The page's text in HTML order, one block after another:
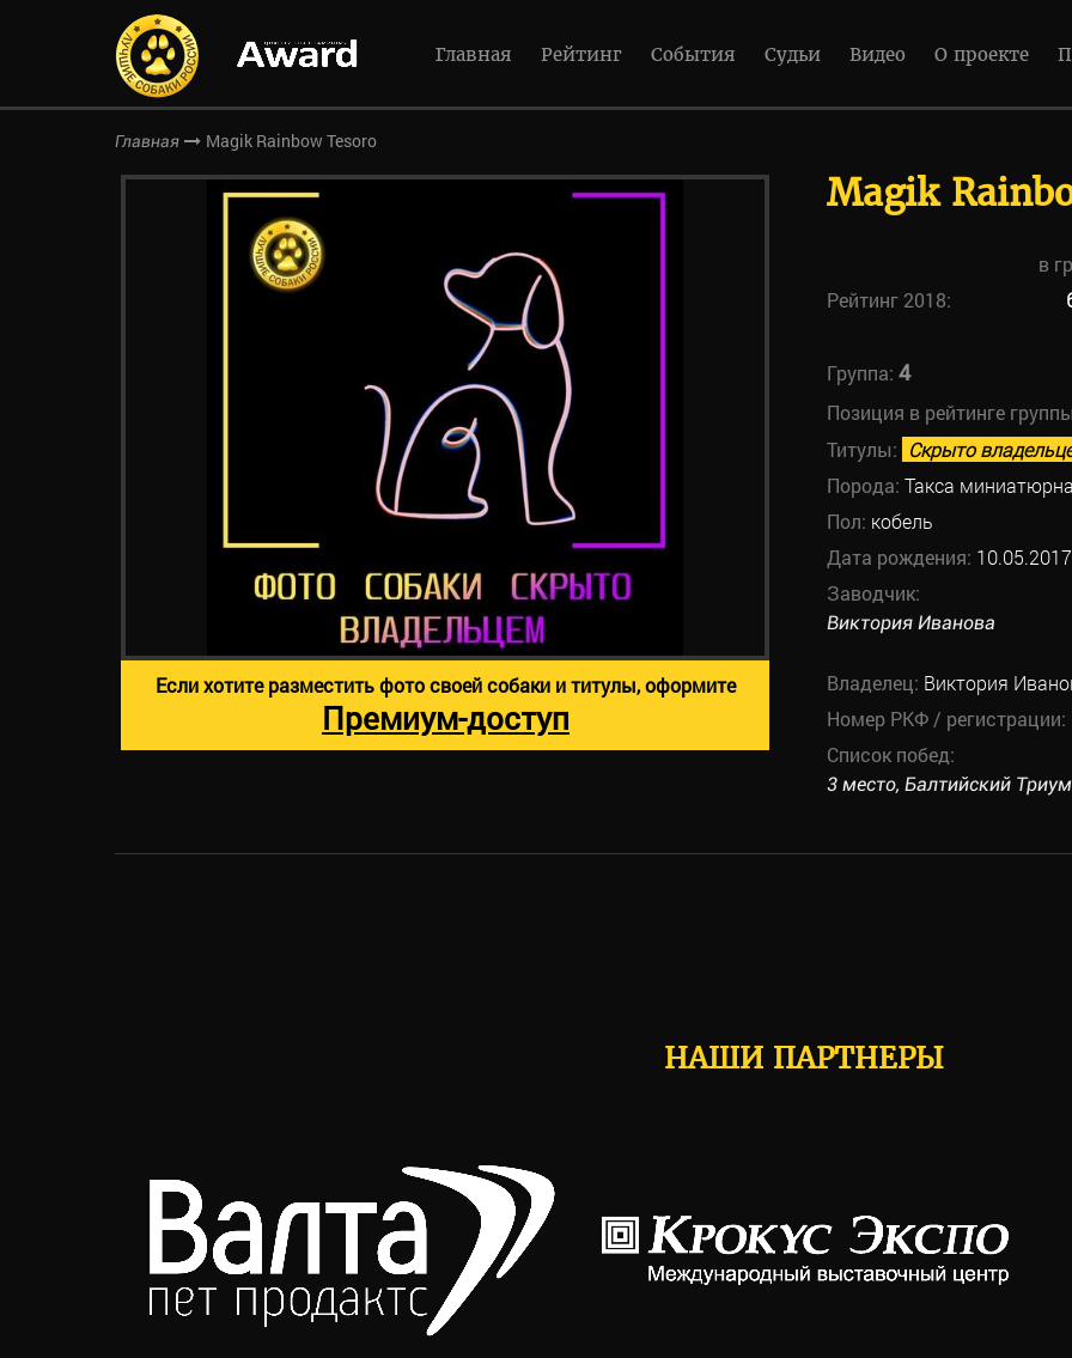
Главная Рейтинг События Судьи Видео О проекте
Главная Magik Rainbow Tesoro
Magik
в
Рейтинг 2018:
Группа: 4
Позиция в рейтинге
Титулы: Скрыто
Порода: Такса
Пол: кобель
Дата рождения: 10.05.2017
Заводчик:
Виктория Иванова
Владелец: Виктория
Номер РКФ / регистрации:
Список побед:
3 место, Балтийский
Если хотите разместить фото своей собаки и титулы, оформите
Премиум-доступ
НАШИ ПАРТНЕРЫ